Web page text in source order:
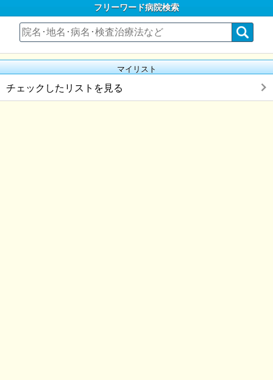
フリーワード病院検索
マイリスト
チェックしたリストを見る